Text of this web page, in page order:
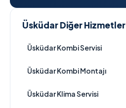
Üsküdar Diğer Hizmetler
Üsküdar Kombi Servisi
Üsküdar Kombi Montajı
Üsküdar Klima Servisi